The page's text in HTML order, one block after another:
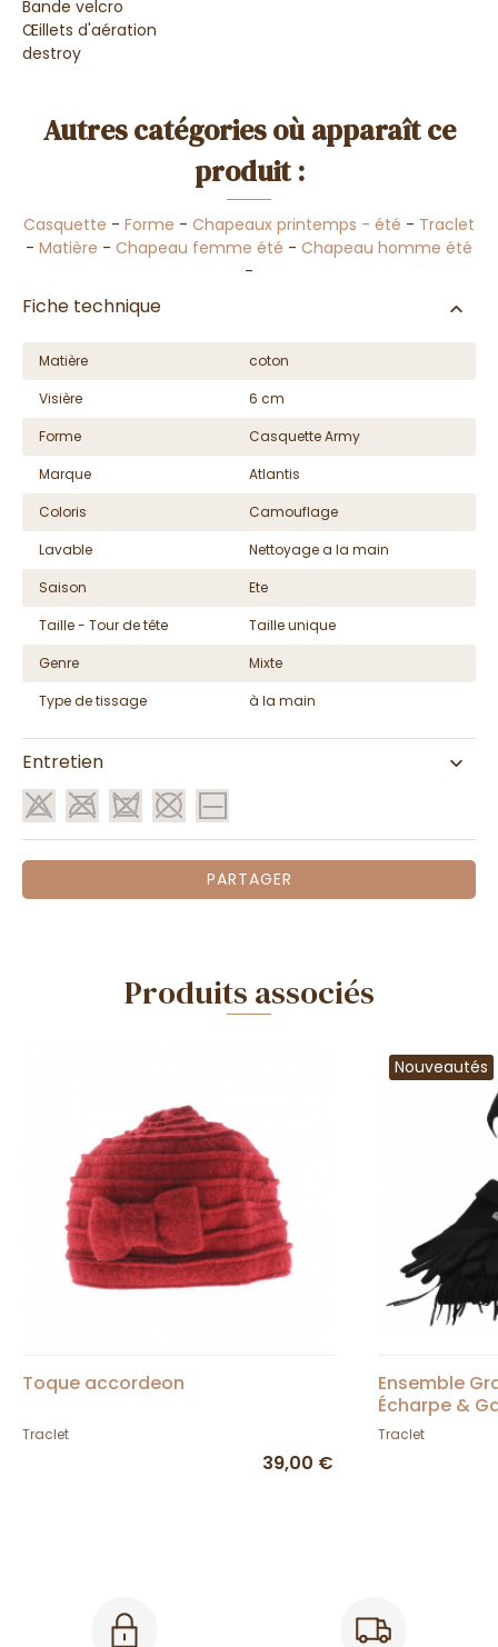
Bande velcro
Œillets d'aération
destroy
Autres catégories où apparaît ce
produit :
Casquette - Forme - Chapeaux printemps - été - Traclet
- Matière - Chapeau femme été - Chapeau homme été
-
Fiche technique
Matière
coton
Visière
6 cm
Forme
Casquette Army
Marque
Atlantis
Coloris
Camouflage
Lavable
Nettoyage a la main
Saison
Ete
Taille - Tour de tête
Taille unique
Genre
Mixte
Type de tissage
à la main
Entretien
PARTAGER
Produits associés
Toque accordeon
Traclet
39,00 €
Nouveautés
Ensemble
Écharpe &
Traclet
Traclet